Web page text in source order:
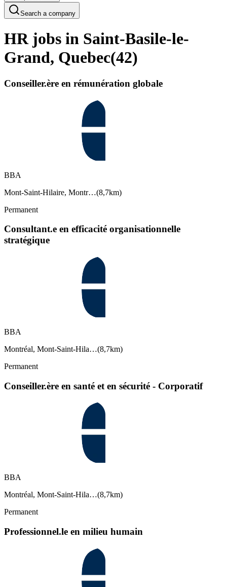
Search a company
HR jobs in Saint-Basile-le-
Grand, Quebec(42)
Conseiller.ère en rémunération globale
BBA
Mont-Saint-Hilaire, Montr…(8,7km)
Permanent
Consultant.e en efficacité organisationnelle
stratégique
BBA
Montréal, Mont-Saint-Hila…(8,7km)
Permanent
Conseiller.ère en santé et en sécurité - Corporatif
BBA
Montréal, Mont-Saint-Hila…(8,7km)
Permanent
Professionnel.le en milieu humain